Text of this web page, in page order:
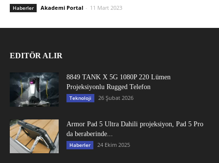
Haberler Akademi Portal - 11 Mart 2023
EDITÖR ALIR
8849 TANK X 5G 1080P 220 Lümen
Projeksiyonlu Rugged Telefon
Teknoloji 26 Şubat 2026
Armor Pad 5 Ultra Dahili projeksiyon, Pad 5 Pro
da beraberinde...
Haberler 24 Ekim 2025